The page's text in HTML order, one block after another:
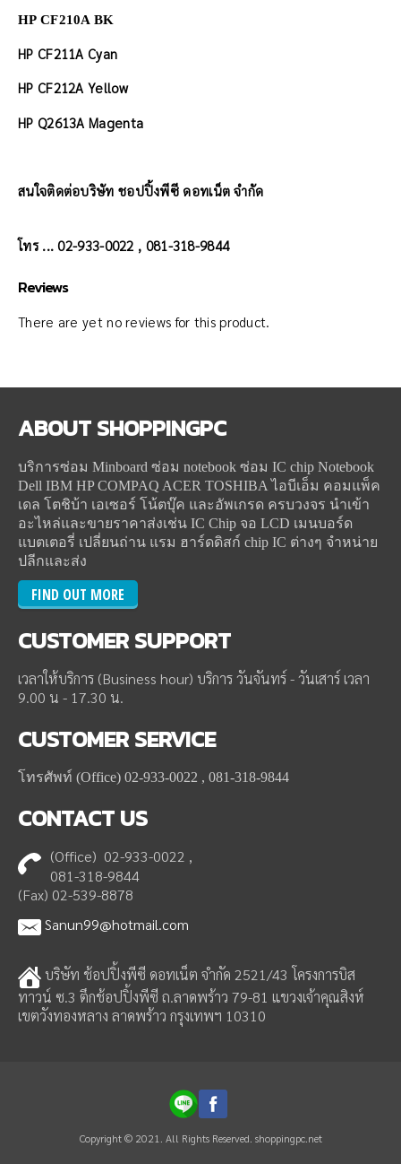
HP CF210A BK
HP CF211A Cyan
HP CF212A Yellow
HP Q2613A Magenta
สนใจติดต่อบริษัท ชอปปิ้งพีซี ดอทเน็ต จำกัด
โทร ... 02-933-0022 , 081-318-9844
Reviews
There are yet no reviews for this product.
ABOUTSHOPPINGPC
บริการซ่อม Minboard ซ่อม notebook ซ่อม IC chip Notebook
Dell IBM HP COMPAQ ACER TOSHIBA ไอบีเอ็ม คอมแพ็ค
เดล โตชิบ้า เอเซอร์ โน้ตบุ๊ค และอัพเกรด ครบวงจร นำเข้า
อะไหล่และขายราคาส่งเช่น IC Chip จอ LCD เมนบอร์ด
แบตเตอรี่ เปลี่ยนถ่าน แรม ฮาร์ดดิสก์ chip IC ต่างๆ จำหน่าย
ปลีกและส่ง
FIND OUT MORE
CUSTOMERSUPPORT
เวลาให้บริการ (Business hour) บริการ วันจันทร์ - วันเสาร์ เวลา
9.00 น - 17.30 น.
CUSTOMERSERVICE
โทรศัพท์ (Office) 02-933-0022 , 081-318-9844
CONTACTUS
(Office) 02-933-0022 ,
081-318-9844
(Fax) 02-539-8878
Sanun99@hotmail.com
บริษัท ช้อปปิ้งพีซี ดอทเน็ต จำกัด 2521/43 โครงการบิส
ทาวน์ ซ.3 ตึกช้อปปิ้งพีซี ถ.ลาดพร้าว 79-81 แขวงเจ้าคุณสิงห์
เขตวังทองหลาง ลาดพร้าว กรุงเทพฯ 10310
Copyright © 2021. All Rights Reserved. shoppingpc.net